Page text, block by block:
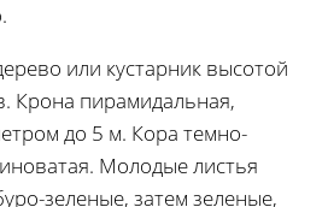
или кустарник высотой
Крона пирамидальная,
до 5 м. Кора темно-
Молодые листья
зеленые, затем зеленые,